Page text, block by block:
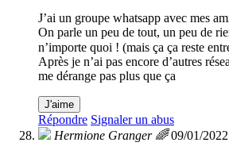
J’ai un groupe whatsapp avec mes
On parle un peu de tout, un peu de
n’importe quoi ! (mais ça ça reste
Après je n’ai pas encore d’autres
me dérange pas plus que ça
J'aime
Répondre Signaler un abus
Hermione Granger 🌈 09/01/